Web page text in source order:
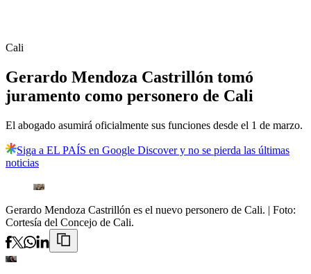
Cali
Gerardo Mendoza Castrillón tomó
juramento como personero de Cali
El abogado asumirá oficialmente sus funciones desde el 1 de marzo.
Siga a EL PAÍS en Google Discover y no se pierda las últimas
noticias
Gerardo Mendoza Castrillón es el nuevo personero de Cali. | Foto:
Cortesía del Concejo de Cali.